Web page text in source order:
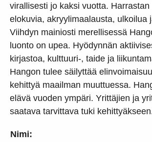
Nimi:
virallisesti jo kaksi vuotta. Harrastan
elokuvia, akryylimaalausta, ulkoilua
Viihdyn mainiosti merellisessä
luonto on upea. Hyödynnän
kirjastoa, kulttuuri-, taide ja
Hangon tulee säilyttää
kehittyä maailman muuttuessa.
elävä vuoden ympäri. Yrittäjien ja
saatava tarvittava tuki